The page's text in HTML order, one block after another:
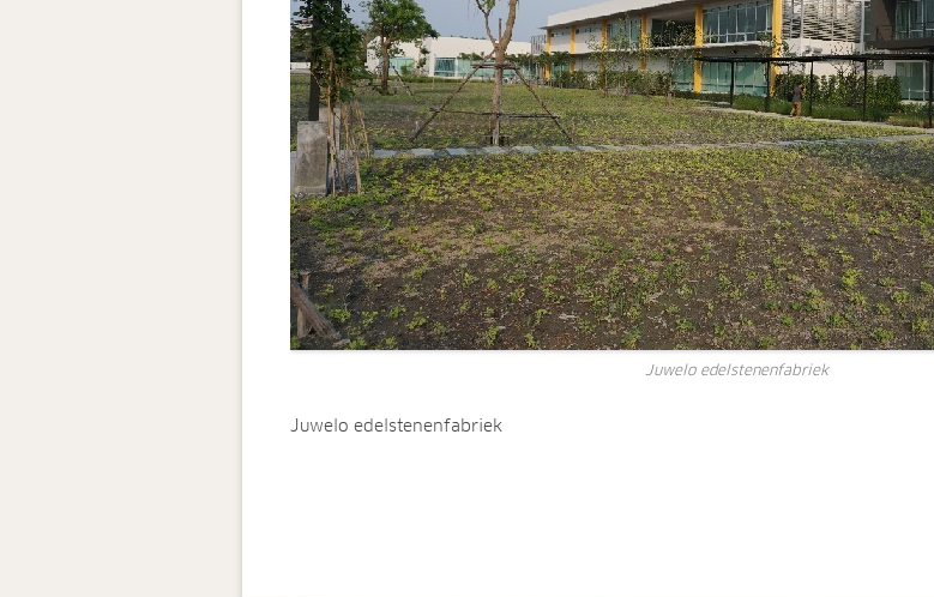
Juwelo edelstenenfabriek
Juwelo edelstenenfabriek